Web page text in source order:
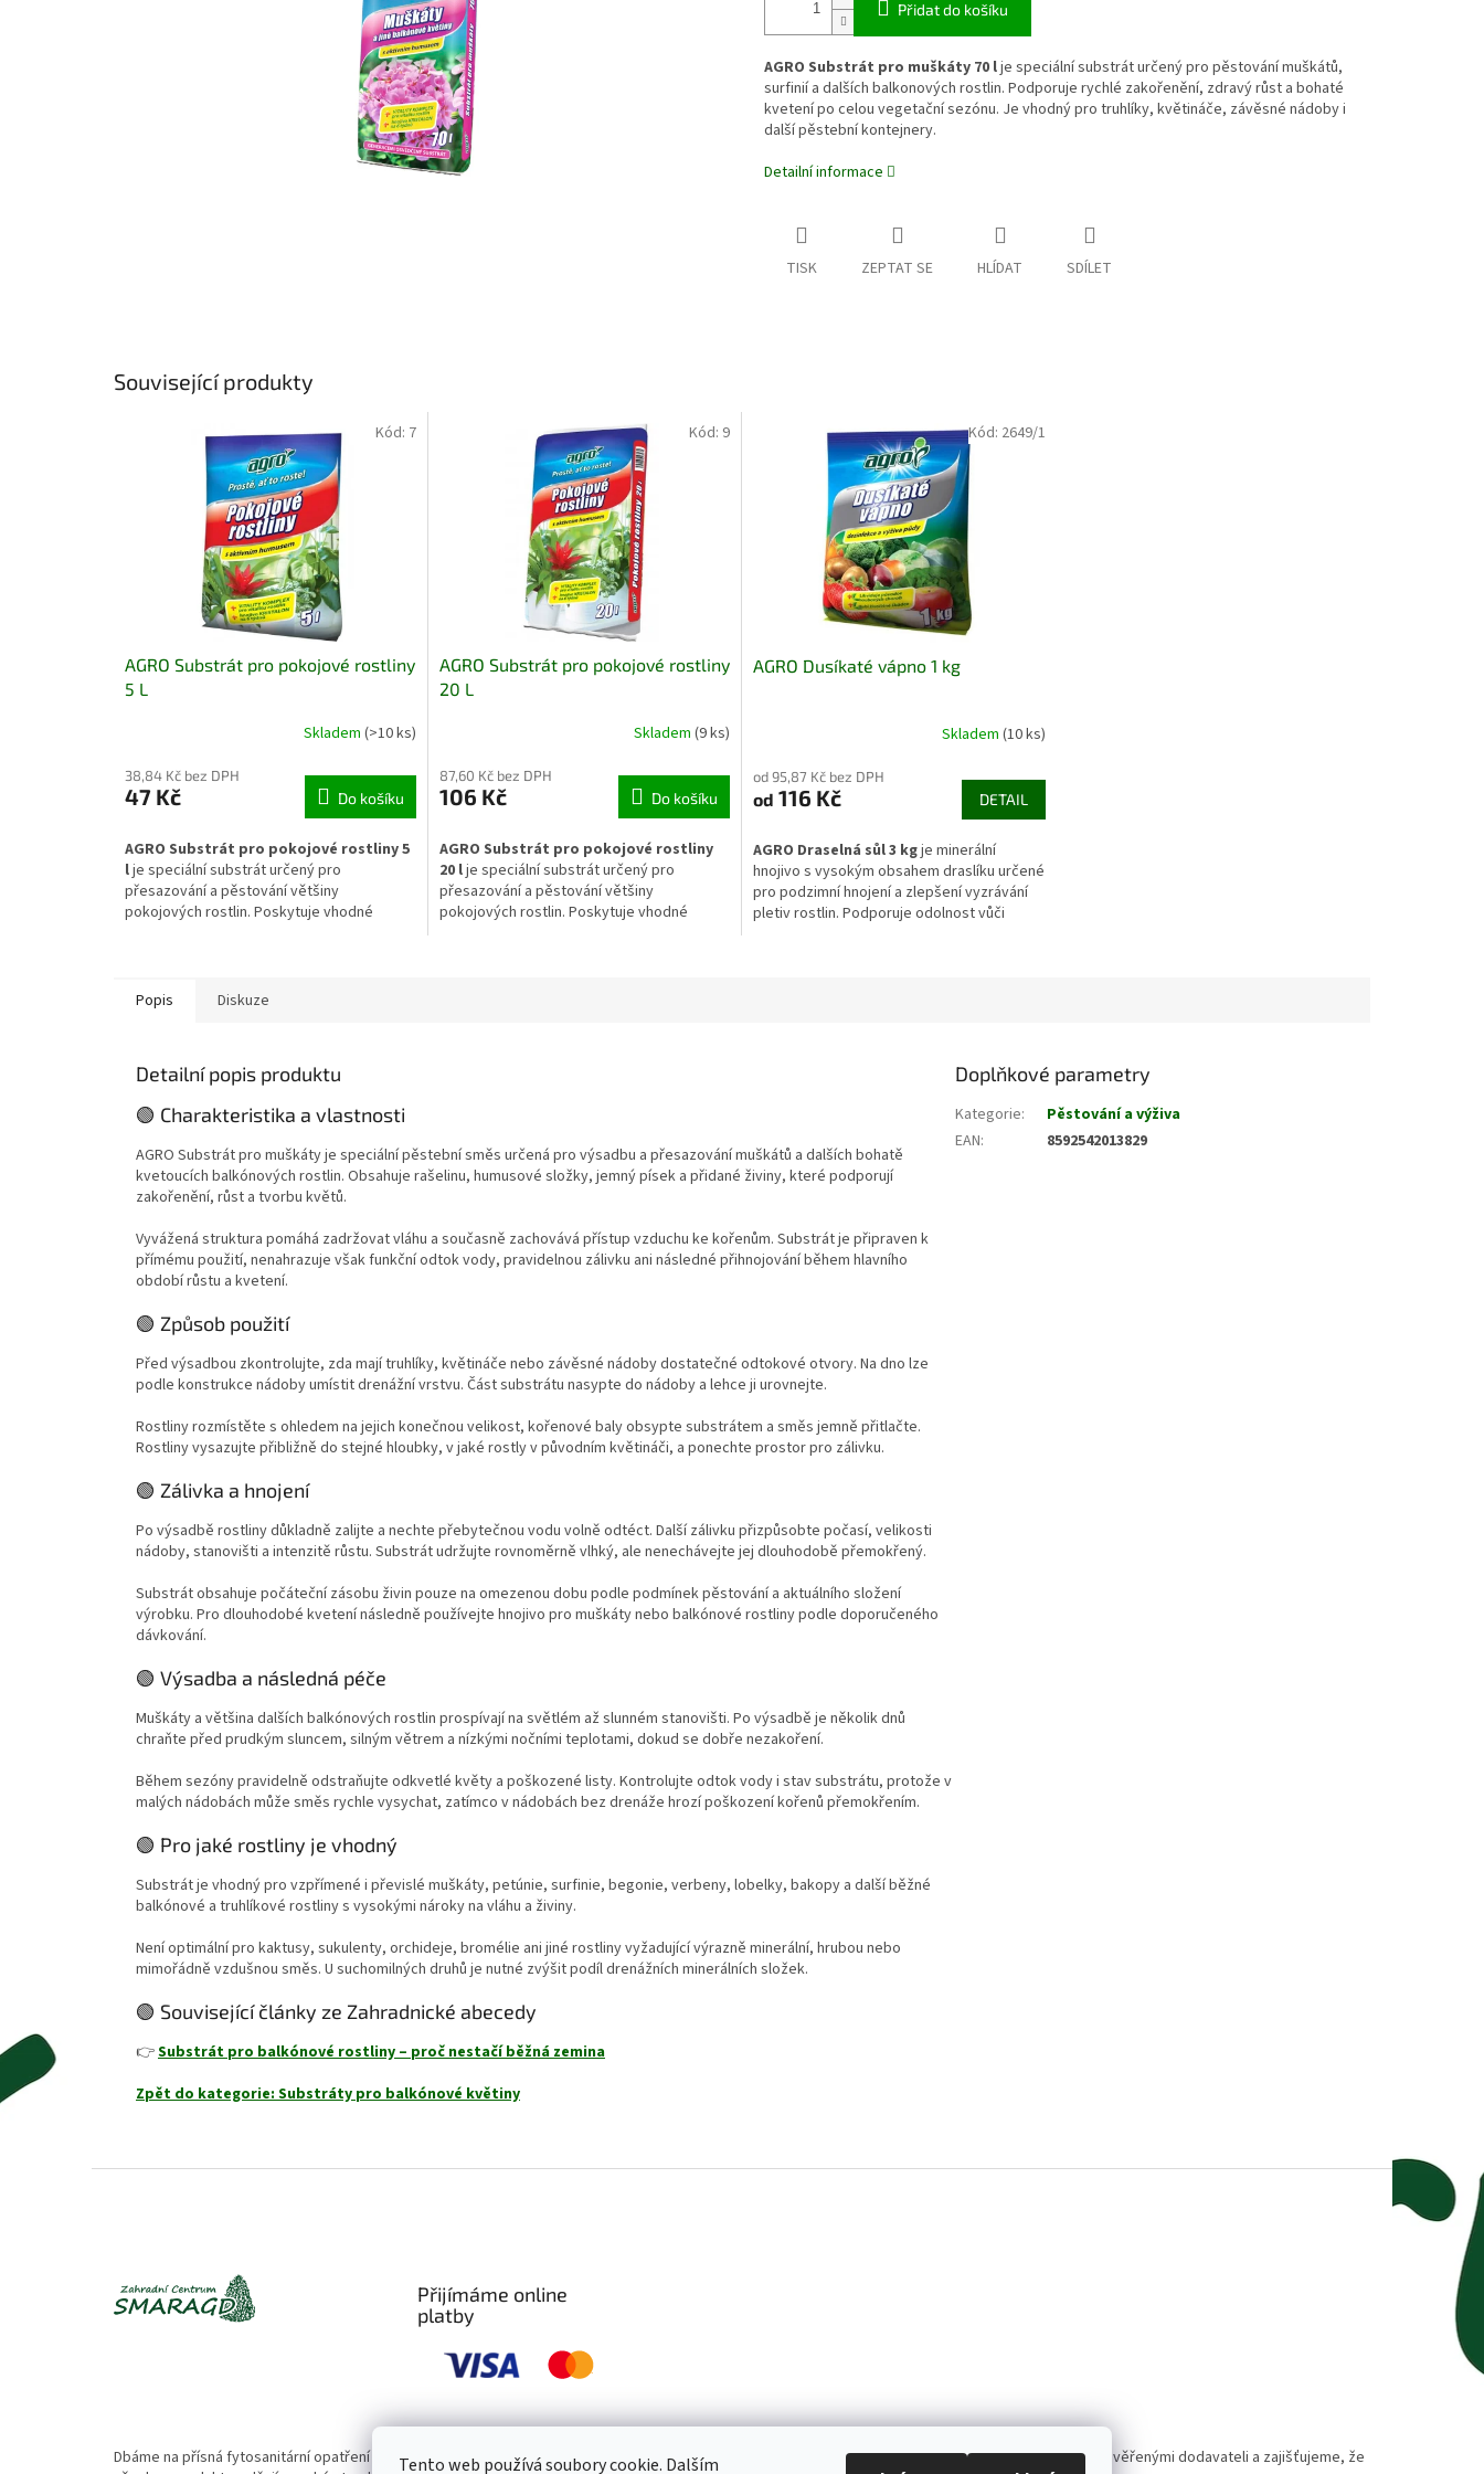
Tento web používá soubory cookie. Dalším
Přidat do košíku
AGRO Substrát pro muškáty 70 lje speciální substrát určený pro pěstování muškátů,
surfinií a dalších balkonových rostlin. Podporuje rychlé zakořenění, zdravý růst a bohaté
kvetení po celou vegetační sezónu. Je vhodný pro truhlíky, květináče, závěsné nádoby i
další pěstební kontejnery.
Detailní informace
TISK ZEPTAT SE HLÍDAT SDÍLET
Související produkty
AGRO Substrát pro pokojové rostliny
5 L
Skladem (>10 ks)
38,84 Kč bez DPH
47 Kč Do košíku
AGRO Substrát pro pokojové rostliny 5
lje speciální substrát určený pro
přesazování a pěstování většiny
pokojových rostlin. Poskytuje vhodné
přesazování jednotlivých květináčů i
Kód: 7
AGRO Substrát pro pokojové rostliny
20 L
Skladem (9 ks)
87,60 Kč bez DPH
106 Kč Do košíku
AGRO Substrát pro pokojové rostliny
20 lje speciální substrát určený pro
přesazování a pěstování většiny
pokojových rostlin. Poskytuje vhodné
Kód: 9
AGRO Dusíkaté vápno 1 kg
Skladem (10 ks)
od 95,87 Kč bez DPH
od 116 Kč DETAIL
AGRO Draselná sůl 3 kgje minerální
hnojivo s vysokým obsahem draslíku určené
pro podzimní hnojení a zlepšení vyzrávání
pletiv rostlin. Podporuje odolnost vůči
Kód: 2649/1
Popis Diskuze
Detailní popis produktu
🟢 Charakteristika a vlastnosti
AGRO Substrát pro muškáty je speciální pěstební směs určená pro výsadbu a přesazování muškátů a dalších bohatě
kvetoucích balkónových rostlin. Obsahuje rašelinu, humusové složky, jemný písek a přidané živiny, které podporují
zakořenění, růst a tvorbu květů.
Vyvážená struktura pomáhá zadržovat vláhu a současně zachovává přístup vzduchu ke kořenům. Substrát je připraven k
přímému použití, nenahrazuje však funkční odtok vody, pravidelnou zálivku ani následné přihnojování během hlavního
období růstu a kvetení.
🟢 Způsob použití
Před výsadbou zkontrolujte, zda mají truhlíky, květináče nebo závěsné nádoby dostatečné odtokové otvory. Na dno lze
podle konstrukce nádoby umístit drenážní vrstvu. Část substrátu nasypte do nádoby a lehce ji urovnejte.
Rostliny rozmístěte s ohledem na jejich konečnou velikost, kořenové baly obsypte substrátem a směs jemně přitlačte.
Rostliny vysazujte přibližně do stejné hloubky, v jaké rostly v původním květináči, a ponechte prostor pro zálivku.
🟢 Zálivka a hnojení
Po výsadbě rostliny důkladně zalijte a nechte přebytečnou vodu volně odtéct. Další zálivku přizpůsobte počasí, velikosti
nádoby, stanovišti a intenzitě růstu. Substrát udržujte rovnoměrně vlhký, ale nenechávejte jej dlouhodobě přemokřený.
Substrát obsahuje počáteční zásobu živin pouze na omezenou dobu podle podmínek pěstování a aktuálního složení
výrobku. Pro dlouhodobé kvetení následně používejte hnojivo pro muškáty nebo balkónové rostliny podle doporučeného
dávkování.
🟢 Výsadba a následná péče
Muškáty a většina dalších balkónových rostlin prospívají na světlém až slunném stanovišti. Po výsadbě je několik dnů
chraňte před prudkým sluncem, silným větrem a nízkými nočními teplotami, dokud se dobře nezakoření.
Během sezóny pravidelně odstraňujte odkvetlé květy a poškozené listy. Kontrolujte odtok vody i stav substrátu, protože v
malých nádobách může směs rychle vysychat, zatímco v nádobách bez drenáže hrozí poškození kořenů přemokřením.
🟢 Pro jaké rostliny je vhodný
Substrát je vhodný pro vzpřímené i převislé muškáty, petúnie, surfinie, begonie, verbeny, lobelky, bakopy a další běžné
balkónové a truhlíkové rostliny s vysokými nároky na vláhu a živiny.
Není optimální pro kaktusy, sukulenty, orchideje, bromélie ani jiné rostliny vyžadující výrazně minerální, hrubou nebo
mimořádně vzdušnou směs. U suchomilných druhů je nutné zvýšit podíl drenážních minerálních složek.
🟢 Související články ze Zahradnické abecedy
👉Substrát pro balkónové rostliny – proč nestačí běžná zemina
Zpět do kategorie: Substráty pro balkónové květiny
Doplňkové parametry
Kategorie:
Pěstování a výživa
EAN: 8592542013829
Přijímáme online
platby
Dbáme na přísná fytosanitární opatření 🌱. Naše rostliny pravidelně kontrolujeme a ošetřujeme, aby byly zdravé a bez škůdců 🐛. Spolupracujeme s prověřenými dodavateli a zajišťujeme, že